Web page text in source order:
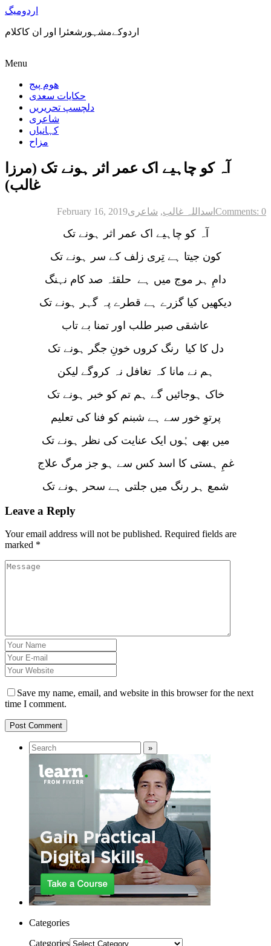
اردومیگ
اردوکےمشہورشعئرا اور ان کاکلام
Menu
ھوم پیج
حکایات سعدی
دلچسپ تحریریں
شاعری
کہانیاں
مزاح
آہ کو چاہیے اک عمر اثر ہونے تک (مرزا
غالب)
February 16, 2019 اسداللہ غالب, شاعری Comments: 0
آہ کو چاہیے اک عمر اثر ہونے تک
کون جیتا ہے تِری زلف کے سر ہونے تک
دامِ ہر موج میں ہے حلقئہ صد کام نہنگ
دیکھیں کیا گزرے ہے قطرے پہ گہر ہونے تک
عاشقی صبر طلب اور تمنا بے تاب
دل کا کیا رنگ کروں خونِ جگر ہونے تک
ہم نے مانا کہ تغافل نہ کروگے لیکن
خاک ہوجائیں گے ہم تم کو خبر ہونے تک
پرتوِ خور سے ہے شبنم کو فنا کی تعلیم
میں بھی ہُوں ایک عنایت کی نظر ہونے تک
غمِ ہستی کا اسد کس سے ہو جز مرگ علاج
شمع ہر رنگ میں جلتی ہے سحر ہونے تک
Leave a Reply
Your email address will not be published. Required fields are
marked *
Save my name, email, and website in this browser for the next
time I comment.
Categories
Categories